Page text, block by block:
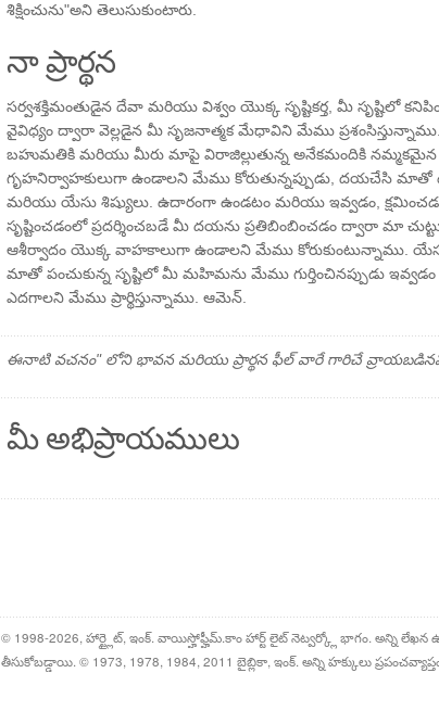
శిక్షించును"అని తెలుసుకుంటారు.
నా ప్రార్థన
సర్వశక్తిమంతుడైన దేవా మరియు విశ్వం యొక్క సృష్టికర్త, మీ సృష్టిలో
వైవిధ్యం ద్వారా వెల్లడైన మీ సృజనాత్మక మేధావిని మేము
బహుమతికి మరియు మీరు మాపై విరాజిల్లుతున్న అనేకమందికి నమ్మకమైన
గృహనిర్వాహకులుగా ఉండాలని మేము కోరుతున్నప్పుడు, దయచేసి మాతో
మరియు యేసు శిష్యులు. ఉదారంగా ఉండటం మరియు ఇవ్వడం,
సృష్టించడంలో ప్రదర్శించబడే మీ దయను ప్రతిబింబించడం ద్వారా మా
ఆశీర్వాదం యొక్క వాహకాలుగా ఉండాలని మేము కోరుకుంటున్నాము.
మాతో పంచుకున్న సృష్టిలో మీ మహిమను మేము గుర్తించినప్పుడు
ఎదగాలని మేము ప్రార్థిస్తున్నాము. ఆమెన్.
ఈనాటి వచనం" లోని భావన మరియు ప్రార్థన ఫీల్ వారే గారిచే
మీ అభిప్రాయములు
© 1998-2026, హార్ట్లైట్, ఇంక్. వాయిస్హోఫ్హీమ్.కాం హార్ట్ లైట్ నెట్వర్క్లో భాగం. అన్ని
తీసుకోబడ్డాయి. © 1973, 1978, 1984, 2011 బైబ్లికా, ఇంక్. అన్ని హక్కులు